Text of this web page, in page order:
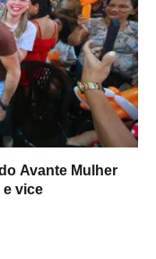
Avante Mulher
e vice